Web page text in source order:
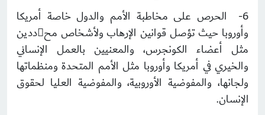
6- الحرص على مخاطبة الأمم والدول خاصة أمريكا
وأوروبا حيث تؤصل قوانين الإرهاب ولأشخاص محددين
مثل أعضاء الكونجرس، والمعنيين بالعمل الإنساني
والخيري في أمريكا وأوروبا مثل الأمم المتحدة ومنظماتها
ولجانها، والمفوضية الأوروبية، والمفوضية العليا لحقوق
الإنسان.